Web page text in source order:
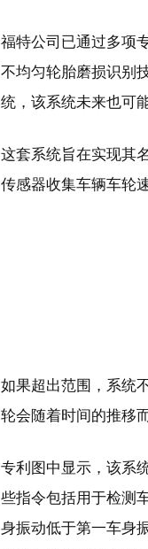
福特公司已通过多项
不均匀轮胎磨损识别
统，该系统未来也可
这套系统旨在实现其
传感器收集车辆车轮
如果超出范围，系统
轮会随着时间的推移
专利图中显示，该系
些指令包括用于检测
身振动低于第一车身